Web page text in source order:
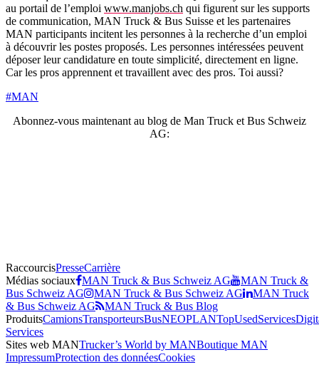
au portail de l’emploi www.manjobs.ch qui figurent sur les supports
de communication, MAN Truck & Bus Suisse et les partenaires
MAN participants incitent les personnes à la recherche d’un emploi
à découvrir les postes proposés. Les personnes intéressées peuvent
déposer leur candidature en toute simplicité, directement en ligne.
Car les pros apprennent et travaillent avec des pros. Toi aussi?
#MAN
Abonnez-vous maintenant au blog de Man Truck et Bus Schweiz
AG:
RaccourcisPresseCarrière
Médias sociaux MAN Truck & Bus Schweiz AG
MAN Truck &
Bus Schweiz AG
MAN Truck & Bus Schweiz AG
MAN Truck
& Bus Schweiz AG
MAN Truck & Bus Blog
ProduitsCamionsTransporteursBusNEOPLANTopUsedServices
Services
Sites web MANTrucker’s World by MANBoutique MAN
ImpressumProtection des donnéesCookies